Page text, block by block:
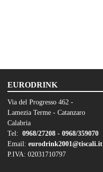
EURODRINK
Via del Progresso 462 -
Lamezia Terme - Catanzaro
Calabria
Tel: 0968/27208 - 0968/359070
Email: eurodrink2001@tiscali.it
P.IVA: 02031710797